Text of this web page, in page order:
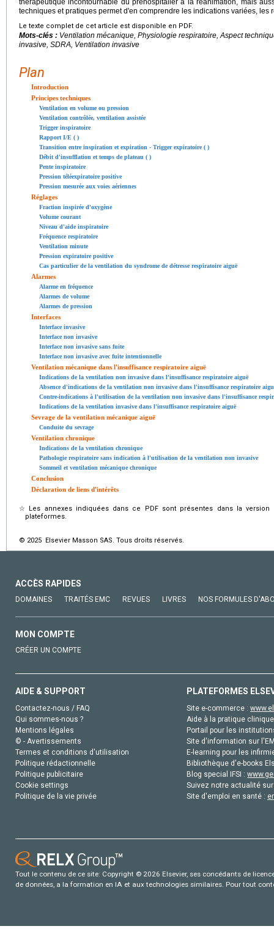
techniques et pratiques permet d'en comprendre les indications variées, les
Le texte complet de cet article est disponible en PDF.
Mots-clés : Ventilation mécanique, Physiologie respiratoire, Aspect
invasive, SDRA, Ventilation invasive
Plan
Introduction
Principes techniques
Ventilation en volume ou pression
Ventilation contrôlée, ventilation assistée
Trigger inspiratoire
Rapport I/E ( )
Transition entre inspiration et expiration - Trigger expiratoire ( )
Débit d'insufflation et temps de plateau ( )
Pente inspiratoire
Pression téléexpiratoire positive
Pression mesurée aux voies aériennes
Réglages
Fraction inspirée d'oxygène
Volume courant
Niveau d'aide inspiratoire
Fréquence respiratoire
Ventilation minute
Pression expiratoire positive
Cas particulier de la ventilation du syndrome de détresse respiratoire aiguë
Alarmes
Alarme en fréquence
Alarmes de volume
Alarmes de pression
Interfaces
Interface invasive
Interface non invasive
Interface non invasive sans fuite
Interface non invasive avec fuite intentionnelle
Ventilation mécanique dans l'insuffisance respiratoire aiguë
Indications de la ventilation non invasive dans l'insuffisance respiratoire aiguë
Absence d'indications de la ventilation non invasive dans l'insuffisance respiratoire
Contre-indications à l'utilisation de la ventilation non invasive dans l'insuffisance
Indications de la ventilation invasive dans l'insuffisance respiratoire aiguë
Sevrage de la ventilation mécanique aiguë
Conduite du sevrage
Ventilation chronique
Indications de la ventilation chronique
Pathologie respiratoire sans indication à l'utilisation de la ventilation non invasive
Sommeil et ventilation mécanique chronique
Conclusion
Déclaration de liens d'intérêts
☆
Les annexes indiquées dans ce PDF sont présentes dans la
plateformes.
© 2025 Elsevier Masson SAS. Tous droits réservés.
ACCÈS RAPIDES
DOMAINES TRAITÉS EMC REVUES LIVRES NOS FORMULES
MON COMPTE
CRÉER UN COMPTE
AIDE & SUPPORT
Contactez-nous / FAQ
Qui sommes-nous ?
Mentions légales
© - Avertissements
Termes et conditions d'utilisation
Politique rédactionnelle
Politique publicitaire
Cookie settings
Politique de la vie privée
PLATEFORMES
Site e-commerce :
Aide à la pratique
Portail pour les
Site d'information sur
E-learning pour les
Bibliothèque d'e-books
Blog special IFSI :
Suivez notre actualité
Site d'emploi en santé :
Tout le contenu de ce site: Copyright © 2026 Elsevier, ses concédants de
de données, a la formation en IA et aux technologies similaires. Pour tout